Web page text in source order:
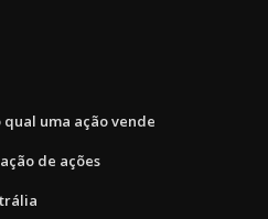
uma ação vende
de ações